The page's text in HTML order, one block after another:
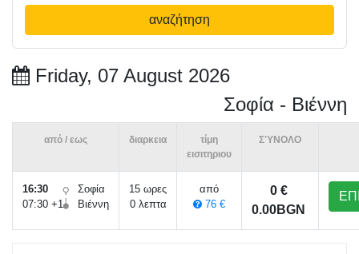
αναζήτηση
Friday, 07 August 2026
Σοφία - Βιέννη
από / εως διαρκεια
τίμη
εισιτηριου
ΣΎΝΟΛΟ
16:30
Σοφία
07:30 +1
Βιέννη
15 ωρες
0 λεπτα
από
76 €
0 €
0.00BGN